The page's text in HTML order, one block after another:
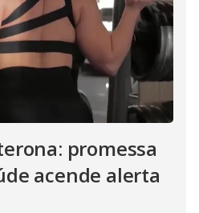
promessa
acende alerta